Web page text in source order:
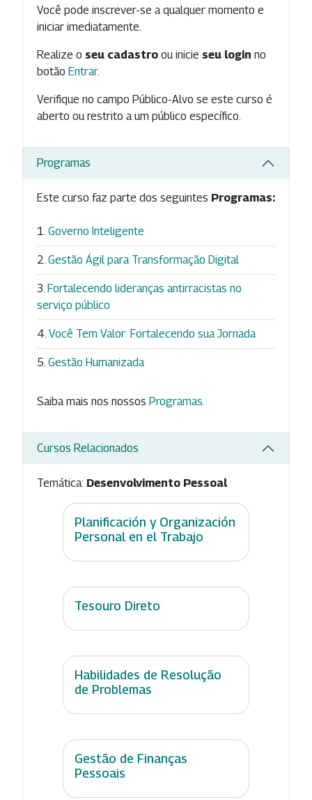
Você pode inscrever-se a qualquer momento e
iniciar imediatamente.
Realize o seu cadastro ou inicie seu login no
botão Entrar.
Verifique no campo Público-Alvo se este curso é
aberto ou restrito a um público específico.
Programas
Este curso faz parte dos seguintes Programas:
Governo Inteligente
Gestão Ágil para Transformação Digital
Fortalecendo lideranças antirracistas no
serviço público
Você Tem Valor: Fortalecendo sua Jornada
Gestão Humanizada
Saiba mais nos nossos Programas
Cursos Relacionados
Temática: Desenvolvimento Pessoal
Planificación y Organización
Personal en el Trabajo
Tesouro Direto
Habilidades de Resolução
de Problemas
Gestão de Finanças
Pessoais